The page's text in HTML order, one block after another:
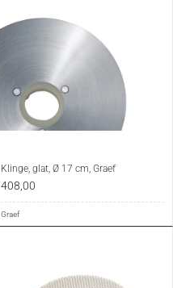
Klinge, glat, Ø 17 cm, Graef
408,00
Graef